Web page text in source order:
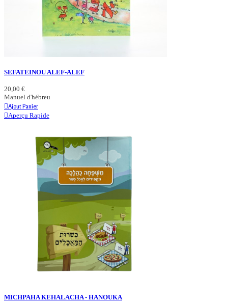
SEFATEINOU ALEF-ALEF
20,00 €
Manuel d'hébreu
Ajout Panier
Aperçu Rapide
MICHPAHA KEHALACHA - HANOUKA